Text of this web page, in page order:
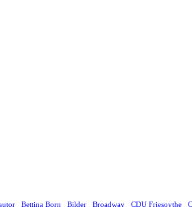
Bettina Born Bilder Broadway CDU Friesoythe